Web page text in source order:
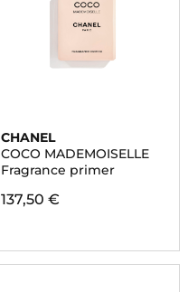
CHANEL
COCO MADEMOISELLE
Fragrance primer
137,50 €